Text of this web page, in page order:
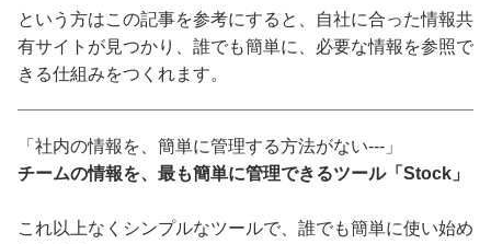
という方はこの記事を参考にすると、自社に合った情報共
有サイトが見つかり、誰でも簡単に、必要な情報を参照で
きる仕組みをつくれます。
「社内の情報を、簡単に管理する方法がない---」
チームの情報を、最も簡単に管理できるツール「Stock」
これ以上なくシンプルなツールで、誰でも簡単に使い始め